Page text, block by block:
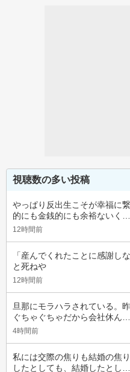
視聴数の多い投稿
やっぱり反出生こそが幸福に
的にも金銭的にも余裕ないく…
12時間前
「産んでくれたことに感謝し
と死ねや
12時間前
旦那にモラハラされている。
ぐちゃぐちゃだから会社休ん…
4時間前
私には交際の焦りも結婚の焦
したとしても、結婚したとし…